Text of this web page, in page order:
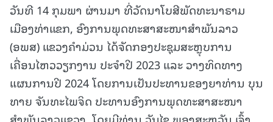
ວັນທີ 14 ກຸມພາ ຜ່ານມາ ທີ່ວັດນາໂບສີພັດທະນາຣາມ
ເມືອງທ່າແຂກ, ອົງການພຸດທະສາສະໜາສໍາພັນລາວ
(ອພສ) ແຂວງຄໍາມ່ວນ ໄດ້ຈັດກອງປະຊຸມສະຫຼຸບການ
ເຄື່ອນໄຫວວຽກງານ ປະຈຳປີ 2023 ແລະ ວາງທິດທາງ
ແຜນການປີ 2024 ໂດຍການເປັນປະທານຂອງຍາທ່ານ ບຸນ
ທາຍ ຈັນທະໄພຈິດ ປະທານອົງການພຸດທະສາສະໜາ